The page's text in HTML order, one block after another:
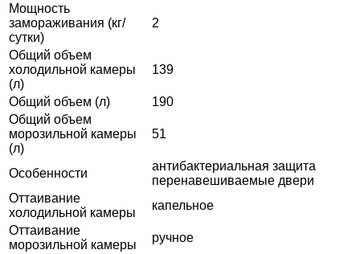
Мощность
замораживания (кг/
сутки)
2
Общий объем
холодильной камеры
(л)
139
Общий объем (л)
190
Общий объем
морозильной камеры
(л)
51
Особенности
антибактериальная защита
перенавешиваемые двери
Оттаивание
холодильной камеры
капельное
Оттаивание
морозильной камеры
ручное